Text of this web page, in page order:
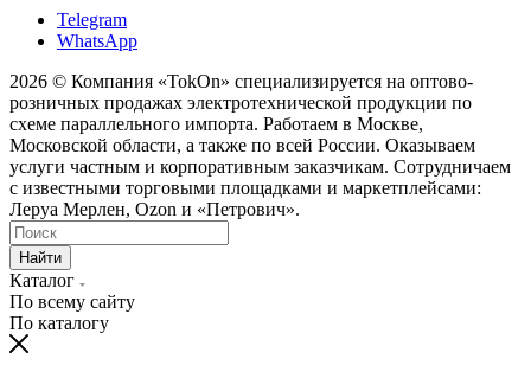
Telegram
WhatsApp
2026 © Компания «TokOn» специализируется на оптово-
розничных продажах электротехнической продукции по
схеме параллельного импорта. Работаем в Москве,
Московской области, а также по всей России. Оказываем
услуги частным и корпоративным заказчикам. Сотрудничаем
с известными торговыми площадками и маркетплейсами:
Леруа Мерлен, Ozon и «Петрович».
Найти
Каталог
По всему сайту
По каталогу